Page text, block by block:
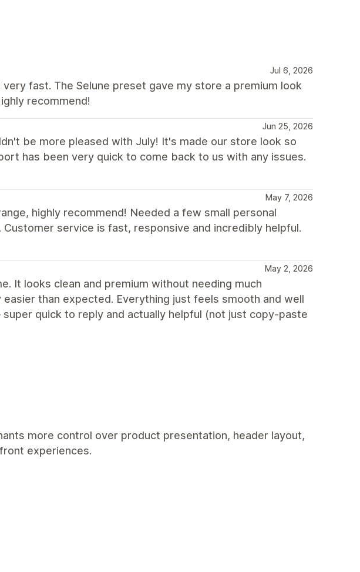
Jul 6, 2026
fast. The Selune preset gave my store a premium look
recommend!
Jun 25, 2026
be more pleased with July! It's made our store look so
has been very quick to come back to us with any issues.
May 7, 2026
highly recommend! Needed a few small personal
service is fast, responsive and incredibly helpful.
May 2, 2026
It looks clean and premium without needing much
than expected. Everything just feels smooth and well
quick to reply and actually helpful (not just copy-paste
more control over product presentation, header layout,
experiences.